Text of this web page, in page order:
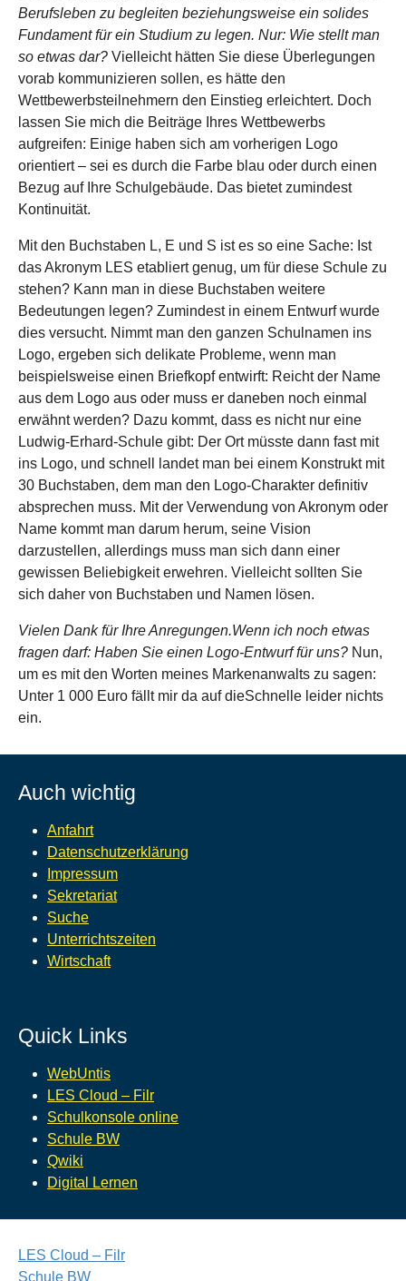
Berufsleben zu begleiten beziehungsweise ein solides
Fundament für ein Studium zu legen. Nur: Wie stellt man
so etwas dar? Vielleicht hätten Sie diese Überlegungen
vorab kommunizieren sollen, es hätte den
Wettbewerbsteilnehmern den Einstieg erleichtert. Doch
lassen Sie mich die Beiträge Ihres Wettbewerbs
aufgreifen: Einige haben sich am vorherigen Logo
orientiert – sei es durch die Farbe blau oder durch einen
Bezug auf Ihre Schulgebäude. Das bietet zumindest
Kontinuität.
Mit den Buchstaben L, E und S ist es so eine Sache: Ist
das Akronym LES etabliert genug, um für diese Schule zu
stehen? Kann man in diese Buchstaben weitere
Bedeutungen legen? Zumindest in einem Entwurf wurde
dies versucht. Nimmt man den ganzen Schulnamen ins
Logo, ergeben sich delikate Probleme, wenn man
beispielsweise einen Briefkopf entwirft: Reicht der Name
aus dem Logo aus oder muss er daneben noch einmal
erwähnt werden? Dazu kommt, dass es nicht nur eine
Ludwig-Erhard-Schule gibt: Der Ort müsste dann fast mit
ins Logo, und schnell landet man bei einem Konstrukt mit
30 Buchstaben, dem man den Logo-Charakter definitiv
absprechen muss. Mit der Verwendung von Akronym oder
Name kommt man darum herum, seine Vision
darzustellen, allerdings muss man sich dann einer
gewissen Beliebigkeit erwehren. Vielleicht sollten Sie
sich daher von Buchstaben und Namen lösen.
Vielen Dank für Ihre Anregungen.Wenn ich noch etwas
fragen darf: Haben Sie einen Logo-Entwurf für uns? Nun,
um es mit den Worten meines Markenanwalts zu sagen:
Unter 1 000 Euro fällt mir da auf dieSchnelle leider nichts
ein.
Auch wichtig
Anfahrt
Datenschutzerklärung
Impressum
Sekretariat
Suche
Unterrichtszeiten
Wirtschaft
Quick Links
WebUntis
LES Cloud – Filr
Schulkonsole online
Schule BW
Qwiki
Digital Lernen
LES Cloud – Filr
Schule BW